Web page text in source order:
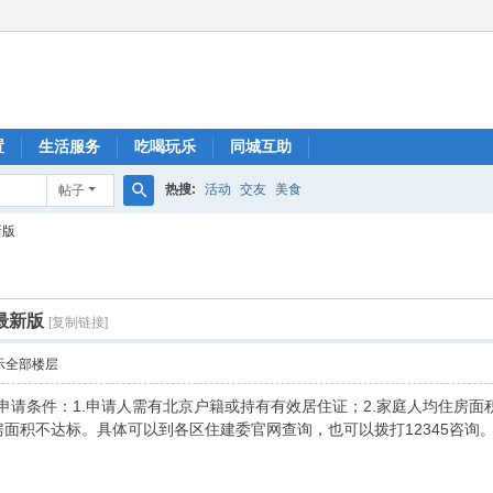
生活服务 吃喝玩乐 同城互助
帖子 热搜: 活动 交友 美食
新版 [复制链接]
全部楼层
请条件：1.申请人需有北京户籍或持有有效居住证；2.家庭人均住房
积不达标。具体可以到各区住建委官网查询，也可以拨打12345咨询。